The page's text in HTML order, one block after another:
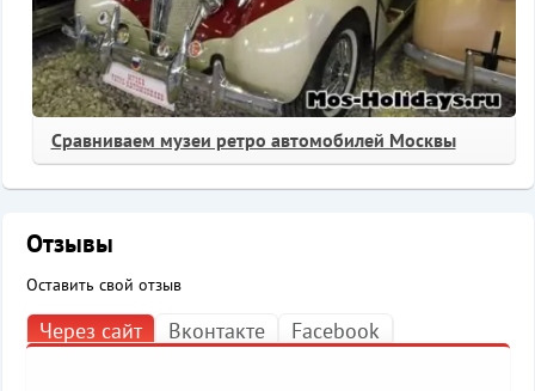
Сравниваем музеи ретро автомобилей Москвы
Отзывы
Оставить свой отзыв
Через сайт Вконтакте Facebook